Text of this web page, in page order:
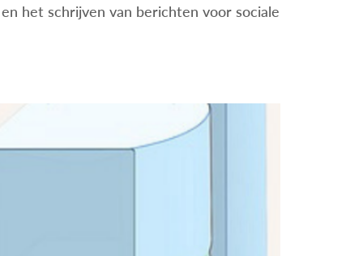
het schrijven van berichten voor sociale